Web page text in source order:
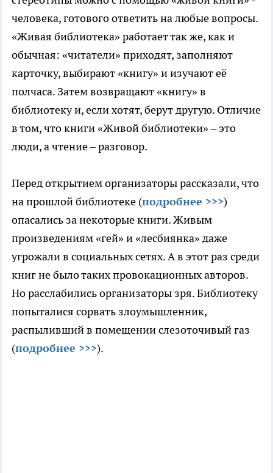
человека, готового ответить на любые вопросы.
«Живая библиотека» работает так же, как и
обычная: «читатели» приходят, заполняют
карточку, выбирают «книгу» и изучают её
полчаса. Затем возвращают «книгу» в
библиотеку и, если хотят, берут другую. Отличие
в том, что книги «Живой библиотеки» – это
люди, а чтение – разговор.
Перед открытием организаторы рассказали, что
на прошлой библиотеке (подробнее >>>)
опасались за некоторые книги. Живым
произведениям «гей» и «лесбиянка» даже
угрожали в социальных сетях. А в этот раз среди
книг не было таких провокационных авторов.
Но расслабились организаторы зря. Библиотеку
попыталися сорвать злоумышленник,
распыливший в помещении слезоточивый газ
(подробнее >>>).